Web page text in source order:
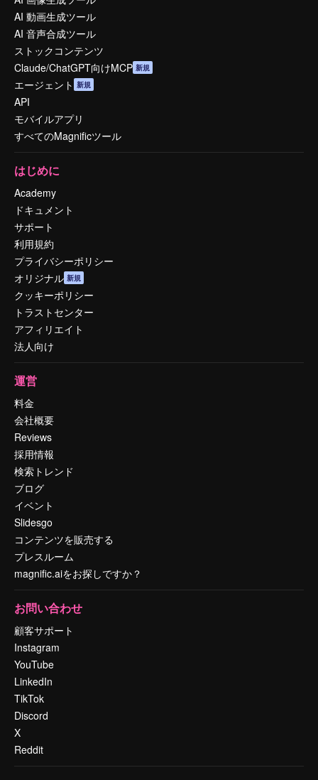
AI 動画生成ツール
AI 音声合成ツール
ストックコンテンツ
Claude/ChatGPT向けMCP 新規
エージェント 新規
API
モバイルアプリ
すべてのMagnificツール
はじめに
Academy
ドキュメント
サポート
利用規約
プライバシーポリシー
オリジナル 新規
クッキーポリシー
トラストセンター
アフィリエイト
法人向け
運営
料金
会社概要
Reviews
採用情報
検索トレンド
ブログ
イベント
Slidesgo
コンテンツを販売する
プレスルーム
magnific.aiをお探しですか？
お問い合わせ
顧客サポート
Instagram
YouTube
LinkedIn
TikTok
Discord
X
Reddit